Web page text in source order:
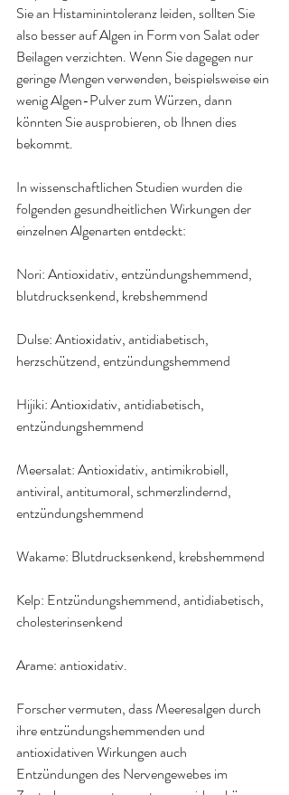
Sie an Histaminintoleranz leiden, sollten Sie
also besser auf Algen in Form von Salat oder
Beilagen verzichten. Wenn Sie dagegen nur
geringe Mengen verwenden, beispielsweise ein
wenig Algen-Pulver zum Würzen, dann
könnten Sie ausprobieren, ob Ihnen dies
bekommt.
In wissenschaftlichen Studien wurden die
folgenden gesundheitlichen Wirkungen der
einzelnen Algenarten entdeckt:
Nori: Antioxidativ, entzündungshemmend,
blutdrucksenkend, krebshemmend
Dulse: Antioxidativ, antidiabetisch,
herzschützend, entzündungshemmend
Hijiki: Antioxidativ, antidiabetisch,
entzündungshemmend
Meersalat: Antioxidativ, antimikrobiell,
antiviral, antitumoral, schmerzlindernd,
entzündungshemmend
Wakame: Blutdrucksenkend, krebshemmend
Kelp: Entzündungshemmend, antidiabetisch,
cholesterinsenkend
Arame: antioxidativ.
Forscher vermuten, dass Meeresalgen durch
ihre entzündungshemmenden und
antioxidativen Wirkungen auch
Entzündungen des Nervengewebes im